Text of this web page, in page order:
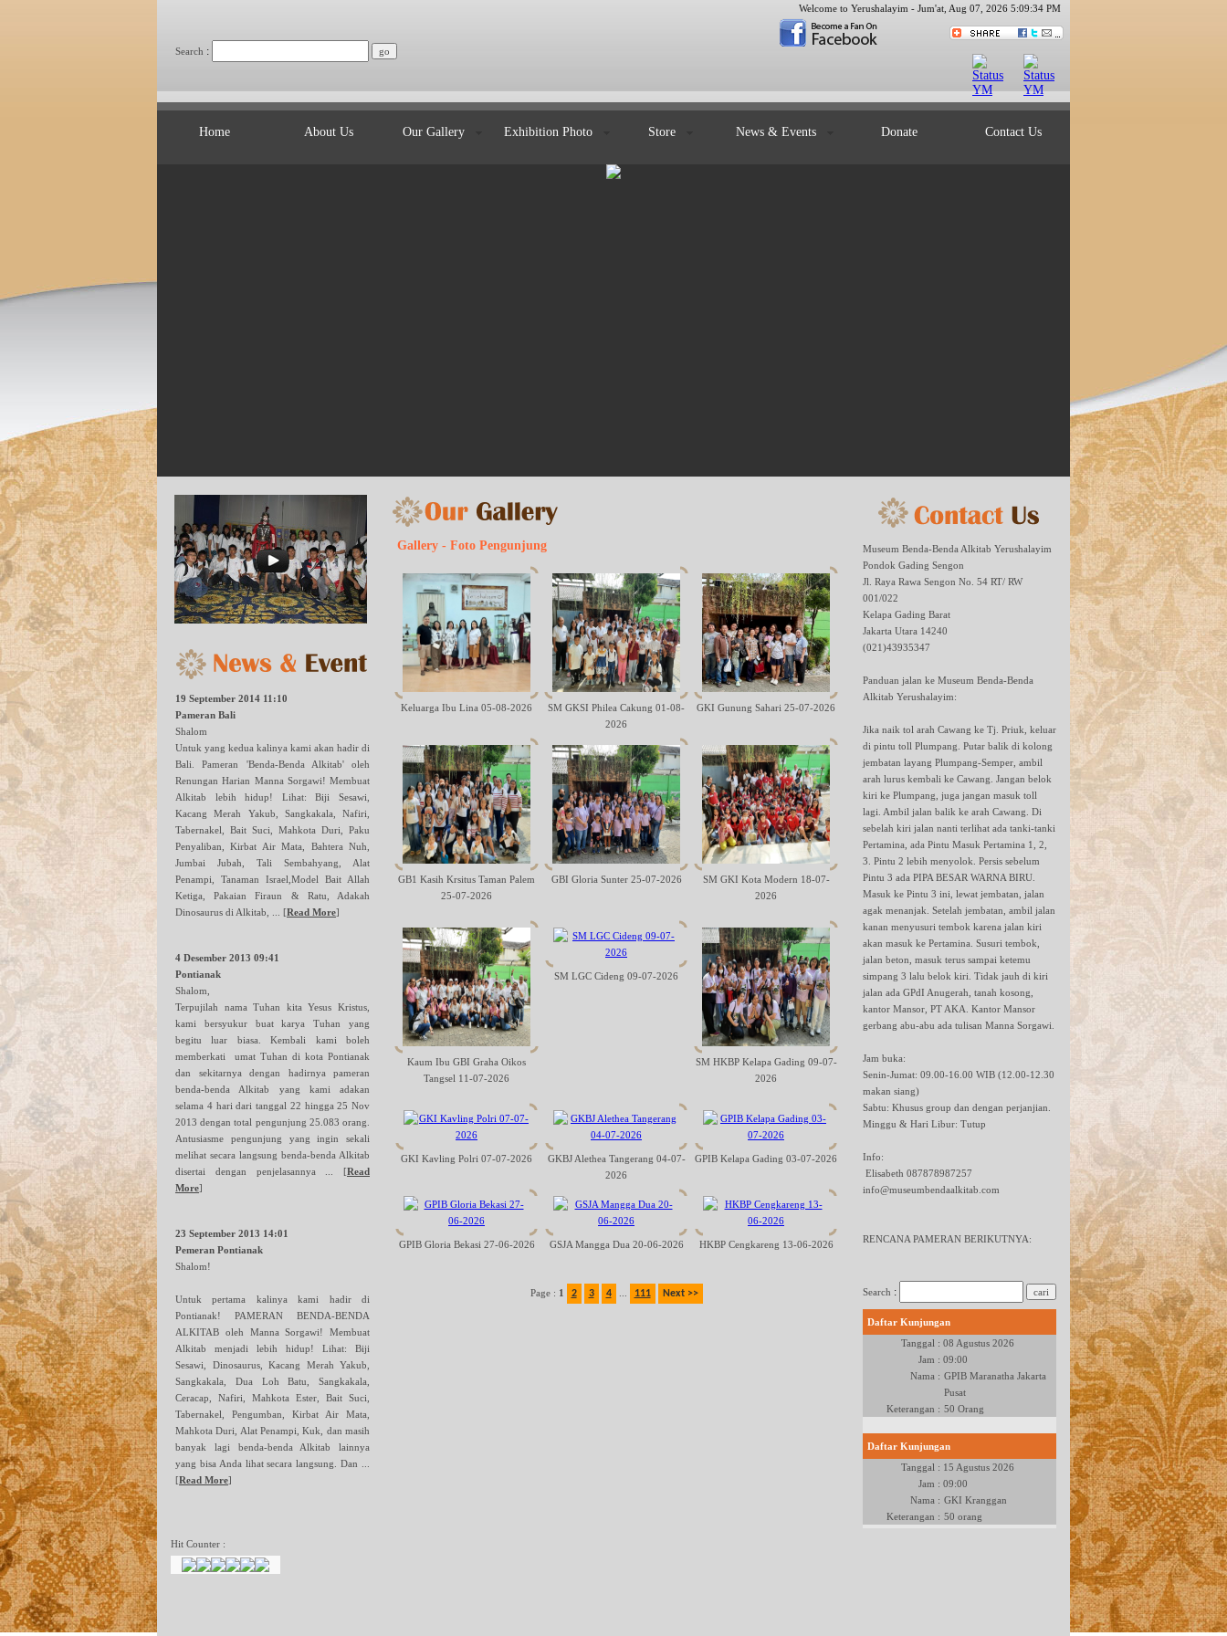
Search :
Welcome to Yerushalayim - Jum'at, Aug 07, 2026 5:09:35 PM
Home About Us Our Gallery Exhibition Photo Store News & Events Donate Contact Us
19 September 2014 11:10
Pameran Bali
Shalom
Untuk yang kedua kalinya kami akan hadir di
Bali. Pameran 'Benda-Benda Alkitab' oleh
Renungan Harian Manna Sorgawi! Membuat
Alkitab lebih hidup! Lihat: Biji Sesawi,
Kacang Merah Yakub, Sangkakala, Nafiri,
Tabernakel, Bait Suci, Mahkota Duri, Paku
Penyaliban, Kirbat Air Mata, Bahtera Nuh,
Jumbai Jubah, Tali Sembahyang, Alat
Penampi, Tanaman Israel,Model Bait Allah
Ketiga, Pakaian Firaun & Ratu, Adakah
Dinosaurus di Alkitab, ... [Read More]
4 Desember 2013 09:41
Pontianak
Shalom,
Terpujilah nama Tuhan kita Yesus Kristus,
kami bersyukur buat karya Tuhan yang
begitu luar biasa. Kembali kami boleh
memberkati umat Tuhan di kota Pontianak
dan sekitarnya dengan hadirnya pameran
benda-benda Alkitab yang kami adakan
selama 4 hari dari tanggal 22 hingga 25 Nov
2013 dengan total pengunjung 25.083 orang.
Antusiasme pengunjung yang ingin sekali
melihat secara langsung benda-benda Alkitab
disertai dengan penjelasannya ... [Read
More]
23 September 2013 14:01
Pemeran Pontianak
Shalom!
Untuk pertama kalinya kami hadir di
Pontianak! PAMERAN BENDA-BENDA
ALKITAB oleh Manna Sorgawi! Membuat
Alkitab menjadi lebih hidup! Lihat: Biji
Sesawi, Dinosaurus, Kacang Merah Yakub,
Sangkakala, Dua Loh Batu, Sangkakala,
Ceracap, Nafiri, Mahkota Ester, Bait Suci,
Tabernakel, Pengumban, Kirbat Air Mata,
Mahkota Duri, Alat Penampi, Kuk, dan masih
banyak lagi benda-benda Alkitab lainnya
yang bisa Anda lihat secara langsung. Dan ...
[Read More]
Hit Counter :
Gallery - Foto Pengunjung
Keluarga Ibu Lina 05-08-2026
SM GKSI Philea Cakung 01-08-
2026
GKI Gunung Sahari 25-07-2026
GB1 Kasih Krsitus Taman Palem
25-07-2026
GBI Gloria Sunter 25-07-2026
SM GKI Kota Modern 18-07-
2026
Kaum Ibu GBI Graha Oikos
Tangsel 11-07-2026
SM LGC Cideng 09-07-2026
SM HKBP Kelapa Gading 09-07-
2026
GKI Kavling Polri 07-07-2026
GKBJ Alethea Tangerang 04-07-
2026
GPIB Kelapa Gading 03-07-2026
GPIB Gloria Bekasi 27-06-2026 GSJA Mangga Dua 20-06-2026 HKBP Cengkareng 13-06-2026
Page : 1 2 3 4 111 Next >>
Museum Benda-Benda Alkitab Yerushalayim
Pondok Gading Sengon
Jl. Raya Rawa Sengon No. 54 RT/ RW
001/022
Kelapa Gading Barat
Jakarta Utara 14240
(021)43935347
Panduan jalan ke Museum Benda-Benda
Alkitab Yerushalayim:
Jika naik tol arah Cawang ke Tj. Priuk, keluar
di pintu toll Plumpang. Putar balik di kolong
jembatan layang Plumpang-Semper, ambil
arah lurus kembali ke Cawang. Jangan belok
kiri ke Plumpang, juga jangan masuk toll
lagi. Ambil jalan balik ke arah Cawang. Di
sebelah kiri jalan nanti terlihat ada tanki-tanki
Pertamina, ada Pintu Masuk Pertamina 1, 2,
3. Pintu 2 lebih menyolok. Persis sebelum
Pintu 3 ada PIPA BESAR WARNA BIRU.
Masuk ke Pintu 3 ini, lewat jembatan, jalan
agak menanjak. Setelah jembatan, ambil jalan
kanan menyusuri tembok karena jalan kiri
akan masuk ke Pertamina. Susuri tembok,
jalan beton, masuk terus sampai ketemu
simpang 3 lalu belok kiri. Tidak jauh di kiri
jalan ada GPdI Anugerah, tanah kosong,
kantor Mansor, PT AKA. Kantor Mansor
gerbang abu-abu ada tulisan Manna Sorgawi.
Jam buka:
Senin-Jumat: 09.00-16.00 WIB (12.00-12.30
makan siang)
Sabtu: Khusus group dan dengan perjanjian.
Minggu & Hari Libur: Tutup
Info:
Elisabeth 087878987257
info@museumbendaalkitab.com
RENCANA PAMERAN BERIKUTNYA:
Search :
Daftar Kunjungan
Tanggal : 08 Agustus 2026
Jam : 09:00
Nama : GPIB Maranatha Jakarta
Pusat
Keterangan : 50 Orang
Daftar Kunjungan
Tanggal : 15 Agustus 2026
Jam : 09:00
Nama : GKI Kranggan
Keterangan : 50 orang